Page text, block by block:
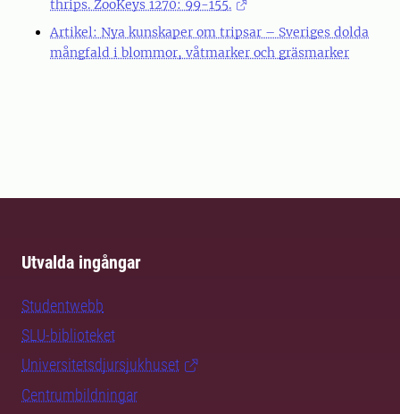
thrips. ZooKeys 1270: 99-155.
Artikel: Nya kunskaper om tripsar – Sveriges dolda
mångfald i blommor, våtmarker och gräsmarker
Utvalda ingångar
Studentwebb
SLU-biblioteket
Universitetsdjursjukhuset
Centrumbildningar